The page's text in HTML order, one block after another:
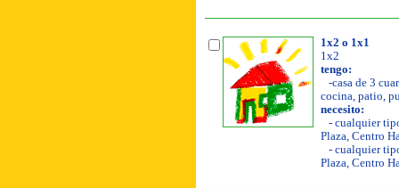
1x2 o 1x1
1x2
tengo:
-casa de 3
cocina, patio,
necesito:
- cualquier
Plaza, Centro
- cualquier
Plaza, Centro